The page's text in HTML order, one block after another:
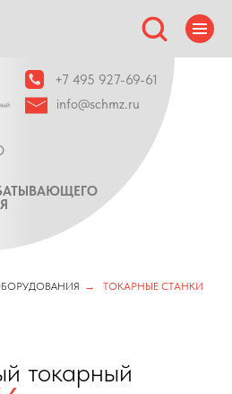
+7 495 927-69-61
info@schmz.ru
→ ТОКАРНЫЕ СТАНКИ
токарный